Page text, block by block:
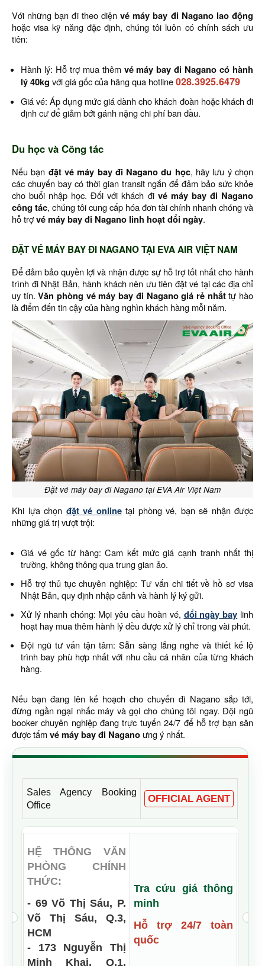
Với những bạn đi theo diệnvé máy bay đi Nagano lao động
hoặc visa kỹ năng đặc định, chúng tôi luôn có chính sách ưu
tiên:
Hành lý: Hỗ trợ mua thêm vé máy bay đi Nagano có hành
lý 40kg với giá gốc của hãng qua hotline028.3925.6479
Giá vé: Áp dụng mức giá dành cho khách đoàn hoặc khách đi
định cư để giảm bớt gánh nặng chi phí ban đầu.
Du học và Công tác
Nếu bạn đặt vé máy bay đi Nagano du học, hãy lưu ý chọn
các chuyến bay có thời gian transit ngắn để đảm bảo sức khỏe
cho buổi nhập học. Đối với khách đi vé máy bay đi Nagano
công tác, chúng tôi cung cấp hóa đơn tài chính nhanh chóng và
hỗ trợvé máy bay đi Nagano linh hoạt đổi ngày.
ĐẶT VÉ MÁY BAY ĐI NAGANO TẠI EVA AIR VIỆT NAM
Để đảm bảo quyền lợi và nhận được sự hỗ trợ tốt nhất cho hành
trình đi Nhật Bản, hành khách nên ưu tiên đặt vé tại các địa chỉ
uy tín.Văn phòng vé máy bay đi Nagano giá rẻ nhấttự hào
là điểm đến tin cậy của hàng nghìn khách hàng mỗi năm.
Đặt vé máy bay đi Nagano tại EVA Air Việt Nam
Khi lựa chọn đặt vé onlinetại phòng vé, bạn sẽ nhận được
những giá trị vượt trội:
Giá vé gốc từ hãng: Cam kết mức giá cạnh tranh nhất thị
trường, không thông qua trung gian ảo.
Hỗ trợ thủ tục chuyên nghiệp: Tư vấn chi tiết về hồ sơ visa
Nhật Bản, quy định nhập cảnh và hành lý ký gửi.
Xử lý nhanh chóng: Mọi yêu cầu hoàn vé, đổi ngày bay linh
hoạt hay mua thêm hành lý đều được xử lý chỉ trong vài phút.
Đội ngũ tư vấn tận tâm: Sẵn sàng lắng nghe và thiết kế lộ
trình bay phù hợp nhất với nhu cầu cá nhân của từng khách
hàng.
Nếu bạn đang lên kế hoạch cho chuyến đi Nagano sắp tới,
đừng ngần ngại nhấc máy và gọi cho chúng tôi ngay. Đội ngũ
booker chuyên nghiệp đang trực tuyến 24/7 để hỗ trợ bạn săn
được tấmvé máy bay đi Nagano ưng ý nhất.
Sales Agency Booking
Office
OFFICIAL AGENT
HỆ THỐNG VĂN
PHÒNG CHÍNH
THỨC:
- 69 Võ Thị Sáu, P.
Võ Thị Sáu, Q.3,
HCM
- 173 Nguyễn Thị
Minh Khai, Q.1,
Tra cứu giá thông
minh
Hỗ trợ 24/7 toàn
quốc